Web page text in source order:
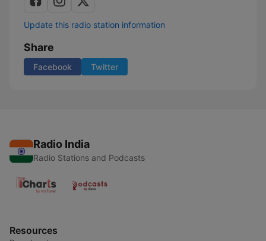
Update this radio station information
Share
Facebook Twitter
Radio India
Radio Stations and Podcasts
Resources